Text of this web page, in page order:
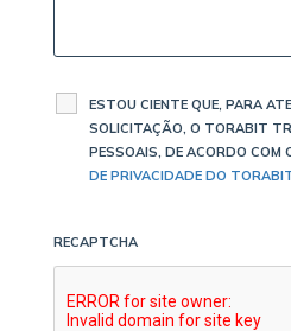
ESTOU CIENTE QUE, PARA
SOLICITAÇÃO, O TORABIT
PESSOAIS, DE ACORDO COM
DE PRIVACIDADE DO
RECAPTCHA